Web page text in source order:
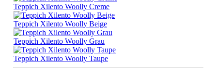
Teppich Xilento Woolly Creme
Teppich Xilento Woolly Beige
Teppich Xilento Woolly Grau
Teppich Xilento Woolly Taupe